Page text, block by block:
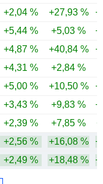
+2,04 % +27,93 %
+5,44 % +5,03 %
+4,87 % +40,84 %
+4,31 %
+2,84 %
+5,00 % +10,50 %
+3,43 % +9,83 %
+2,39 % +7,85 %
+2,56 % +16,08 %
+2,49 % +18,48 %